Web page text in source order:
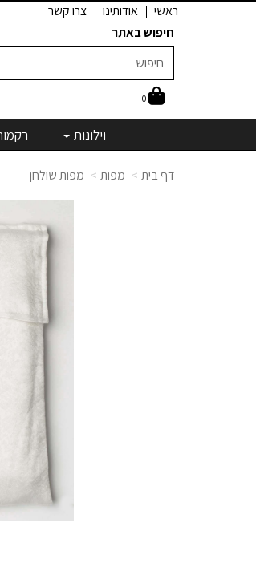
ראשי אודותינו
צרו קשר
חיפוש באתר
0
וילונות
דף בית מפות מפות שולחן